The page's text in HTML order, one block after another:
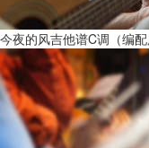
今夜的风吉他谱C调（编